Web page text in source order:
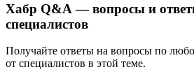
Хабр Q&A — вопросы и
специалистов
Получайте ответы на вопросы по
от специалистов в этой теме.